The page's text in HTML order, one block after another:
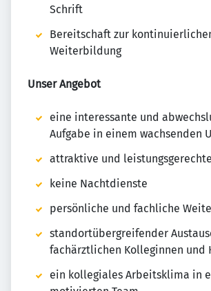
Schrift
Bereitschaft zur
Weiterbildung
Unser Angebot
eine interessante und
Aufgabe in einem wachsenden
attraktive und
keine Nachtdienste
persönliche und fachliche
standortübergreifender
fachärztlichen Kolleginnen und
ein kollegiales Arbeitsklima in